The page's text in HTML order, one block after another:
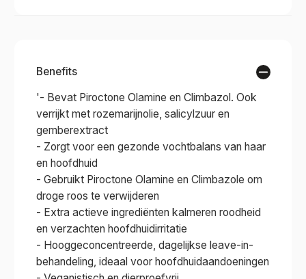
SACHAJUAN embodies Swedish simplicity with
a minimalist approach to haircare, offering
innovative, high-quality products designed to
enhance natural beauty and promote healthy,
vibrant hair. Renowned for its use of Ocean Silk
Technology, SACHAJUAN delivers exceptional
results while simplifying your haircare routine.
Each product is carefully crafted to provide
effective solutions, ensuring your hair remains
beautifully nourished and effortlessly styled.
Benefits
'- Bevat Piroctone Olamine en Climbazol. Ook
verrijkt met rozemarijnolie, salicylzuur en
gemberextract
- Zorgt voor een gezonde vochtbalans van haar
en hoofdhuid
- Gebruikt Piroctone Olamine en Climbazole om
droge roos te verwijderen
- Extra actieve ingrediënten kalmeren roodheid
en verzachten hoofdhuidirritatie
- Hooggeconcentreerde, dagelijkse leave-in-
behandeling, ideaal voor hoofdhuidaandoeningen